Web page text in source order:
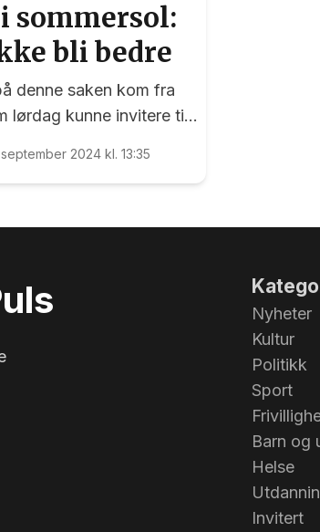
sommersol:
bli bedre
denne saken kom fra
lørdag kunne invitere til
Eidsvollingen smilte
publikumsoppmøtet
Trond
september 2024 kl. 13:35
Nyheter
Kultur
Politikk
Sport
Barn og
Helse
Invitert